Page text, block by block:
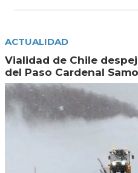
ACTUALIDAD
Vialidad de Chile
del Paso Cardenal